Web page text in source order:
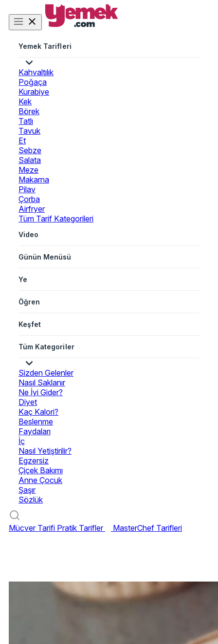
Yemek Tarifleri
Kahvaltılık
Poğaça
Kurabiye
Kek
Börek
Tatlı
Tavuk
Et
Sebze
Salata
Meze
Makarna
Pilav
Çorba
Airfryer
Tüm Tarif Kategorileri
Video
Günün Menüsü
Ye
Öğren
Keşfet
Tüm Kategoriler
Sizden Gelenler
Nasıl Saklanır
Ne İyi Gider?
Diyet
Kaç Kalori?
Beslenme
Faydaları
İç
Nasıl Yetiştirilir?
Egzersiz
Çiçek Bakımı
Anne Çocuk
Şaşır
Sözlük
Mücver Tarifi Pratik Tarifler MasterChef Tarifleri